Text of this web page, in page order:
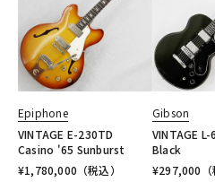
Epiphone
VINTAGE E-230TD
Casino '65 Sunburst
¥1,780,000 （税込）
Gibson
VINTAGE
Black
¥297,000